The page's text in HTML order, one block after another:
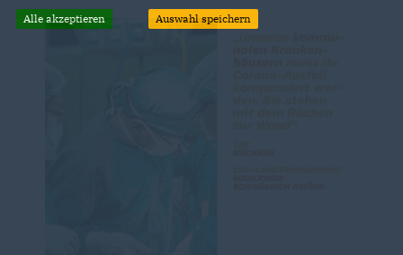
Alle akzeptieren Auswahl speichern